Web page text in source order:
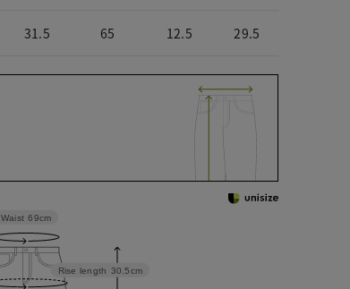
31.5 65 12.5 29.5
Rise length 30.5cm
Waist 69cm